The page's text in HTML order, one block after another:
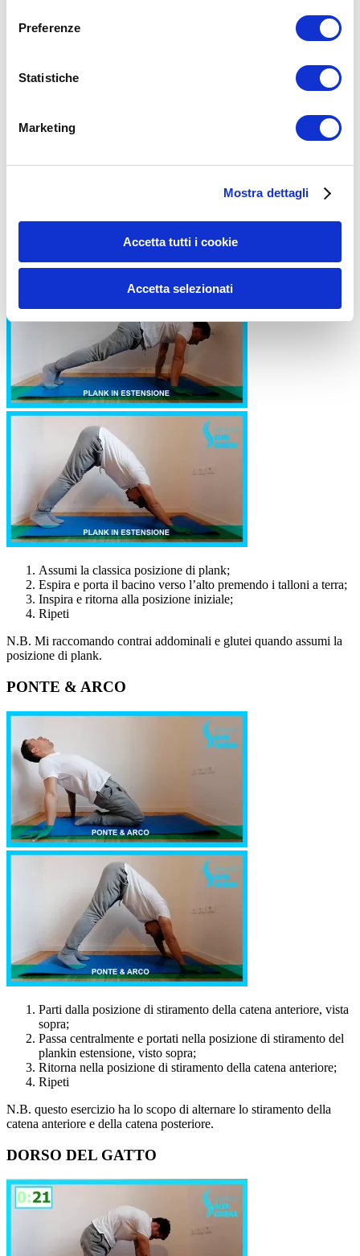
Preferenze
Statistiche
Marketing
Mostra dettagli
Accetta tutti i cookie
Accetta selezionati
Espira dalla bocca e “butta” le mani indietro;
N.B. Ricorda la contrazione dei glutei quando stacchi il bacino dai
PLANK IN ESTENSIONE
Assumi la classica posizione di plank;
Espira e porta il bacino verso l’alto premendo i talloni a terra;
Inspira e ritorna alla posizione iniziale;
Ripeti
N.B. Mi raccomando contrai addominali e glutei quando assumi la
posizione di plank.
PONTE & ARCO
Parti dalla posizione di stiramento della catena anteriore, vista
sopra;
Passa centralmente e portati nella posizione di stiramento del
plankin estensione, visto sopra;
Ritorna nella posizione di stiramento della catena anteriore;
Ripeti
N.B. questo esercizio ha lo scopo di alternare lo stiramento della
catena anteriore e della catena posteriore.
DORSO DEL GATTO